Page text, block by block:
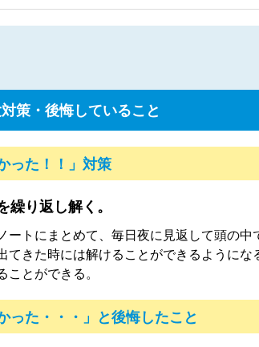
策・後悔していること
った！！」対策
繰り返し解く。
ートにまとめて、毎日夜に見返して頭の中
てきた時には解けることができるようにな
ことができる。
った・・・」と後悔したこと